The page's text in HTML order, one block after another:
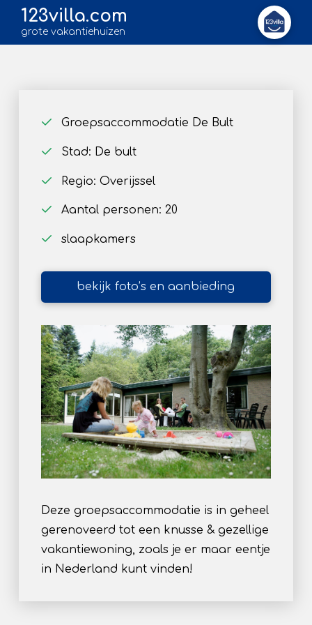
123villa.com
grote vakantiehuizen
Groepsaccommodatie De Bult
Stad: De bult
Regio: Overijssel
Aantal personen: 20
slaapkamers
bekijk foto’s en aanbieding
Deze groepsaccommodatie is in geheel
gerenoveerd tot een knusse & gezellige
vakantiewoning, zoals je er maar eentje
in Nederland kunt vinden!